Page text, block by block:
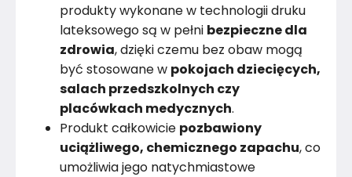
produkty wykonane w technologii druku
lateksowego są w pełni bezpieczne dla
zdrowia, dzięki czemu bez obaw mogą
być stosowane w pokojach dziecięcych,
salach przedszkolnych czy
placówkach medycznych.
Produkt całkowicie pozbawiony
uciążliwego, chemicznego zapachu, co
umożliwia jego natychmiastowe